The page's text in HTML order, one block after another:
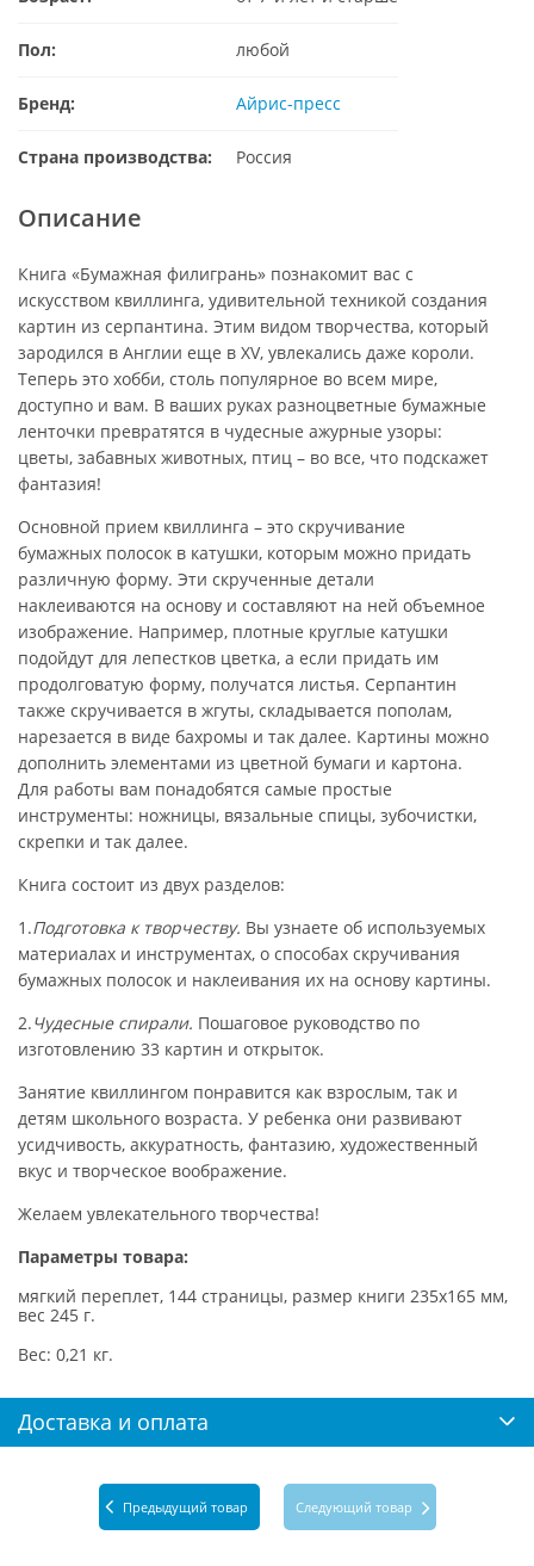
Пол: любой
Бренд: Айрис-пресс
Страна производства: Россия
Описание
Книга «Бумажная филигрань» познакомит вас с
искусством квиллинга, удивительной техникой создания
картин из серпантина. Этим видом творчества, который
зародился в Англии еще в XV, увлекались даже короли.
Теперь это хобби, столь популярное во всем мире,
доступно и вам. В ваших руках разноцветные бумажные
ленточки превратятся в чудесные ажурные узоры:
цветы, забавных животных, птиц – во все, что подскажет
фантазия!
Основной прием квиллинга – это скручивание
бумажных полосок в катушки, которым можно придать
различную форму. Эти скрученные детали
наклеиваются на основу и составляют на ней объемное
изображение. Например, плотные круглые катушки
подойдут для лепестков цветка, а если придать им
продолговатую форму, получатся листья. Серпантин
также скручивается в жгуты, складывается пополам,
нарезается в виде бахромы и так далее. Картины можно
дополнить элементами из цветной бумаги и картона.
Для работы вам понадобятся самые простые
инструменты: ножницы, вязальные спицы, зубочистки,
скрепки и так далее.
Книга состоит из двух разделов:
1.Подготовка к творчеству. Вы узнаете об используемых
материалах и инструментах, о способах скручивания
бумажных полосок и наклеивания их на основу картины.
2.Чудесные спирали. Пошаговое руководство по
изготовлению 33 картин и открыток.
Занятие квиллингом понравится как взрослым, так и
детям школьного возраста. У ребенка они развивают
усидчивость, аккуратность, фантазию, художественный
вкус и творческое воображение.
Желаем увлекательного творчества!
Параметры товара:
мягкий переплет, 144 страницы, размер книги 235х165 мм,
вес 245 г.
Вес: 0,21 кг.
Доставка и оплата
Предыдущий товар Следующий товар